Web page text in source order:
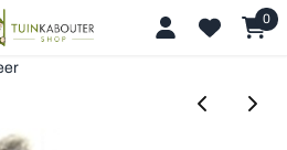
Kies instellingen of sta alle
0